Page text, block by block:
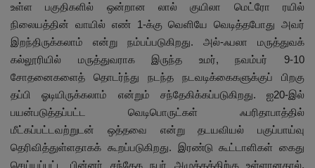
உள்ள பகுதிகளில் ஒன்றான லால் குயிலா மெட்ரோ ரயில்
நிலையத்தின் வாயில் எண் 1-க்கு வெளியே வெடித்தபோது அவர்
இறந்திருக்கலாம் என்று நம்பப்படுகிறது. அல்-ஃபலா மருத்துவக்
கல்லூரியில் மருத்துவராக இருந்த உமர், நவம்பர் 9-10
சோதனைகளைத் தொடர்ந்து நடந்த நடவடிக்கைகளுக்குப் பிறகு
தப்பி ஓடியிருக்கலாம் என்றும் சந்தேகிக்கப்படுகிறது. ஐ20-இல்
பயன்படுத்தப்பட்ட வெடிபொருட்கள் ஃபரிதாபாத்தில்
மீட்கப்பட்டவற்றுடன் ஒத்தவை என்று தடயவியல் பகுப்பாய்வு
தெரிவித்துள்ளதாகக் கூறப்படுகிறது. இரண்டு கூட்டாளிகள் கைது
செய்யப்பட்ட பின்னர் சந்தேக நபர் அழுத்தத்திற்கு உள்ளானதால்,